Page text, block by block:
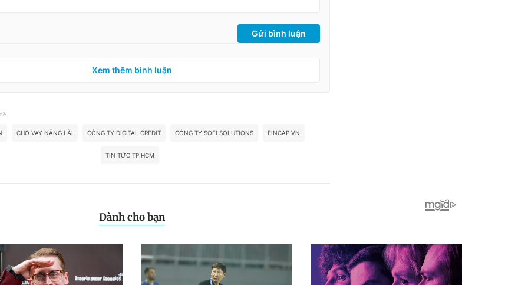
Gửi bình luận
Xem thêm bình luận
CHO VAY NẶNG LÃI CÔNG TY DIGITAL CREDIT CÔNG TY SOFI SOLUTIONS FINCAP VN
TIN TỨC TP.HCM